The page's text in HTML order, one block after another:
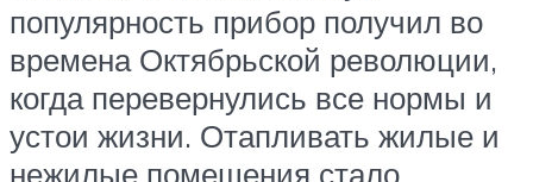
популярность прибор получил во
времена Октябрьской революции,
когда перевернулись все нормы и
устои жизни. Отапливать жилые и
нежилые помещения стало